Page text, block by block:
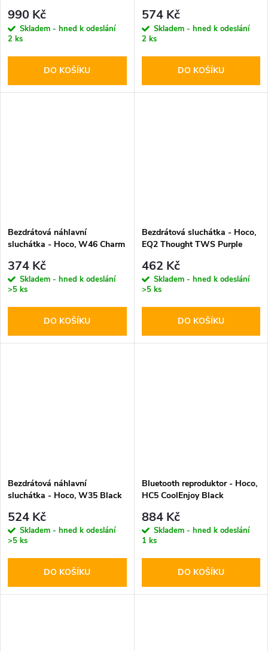
990 Kč
Skladem - hned k odeslání
2 ks
DO KOŠÍKU
574 Kč
Skladem - hned k odeslání
2 ks
DO KOŠÍKU
Bezdrátová náhlavní
sluchátka - Hoco, W46 Charm
374 Kč
Skladem - hned k odeslání
>5 ks
DO KOŠÍKU
Bezdrátová sluchátka - Hoco,
EQ2 Thought TWS Purple
462 Kč
Skladem - hned k odeslání
>5 ks
DO KOŠÍKU
Bezdrátová náhlavní
sluchátka - Hoco, W35 Black
524 Kč
Skladem - hned k odeslání
>5 ks
DO KOŠÍKU
Bluetooth reproduktor - Hoco,
HC5 CoolEnjoy Black
884 Kč
Skladem - hned k odeslání
1 ks
DO KOŠÍKU